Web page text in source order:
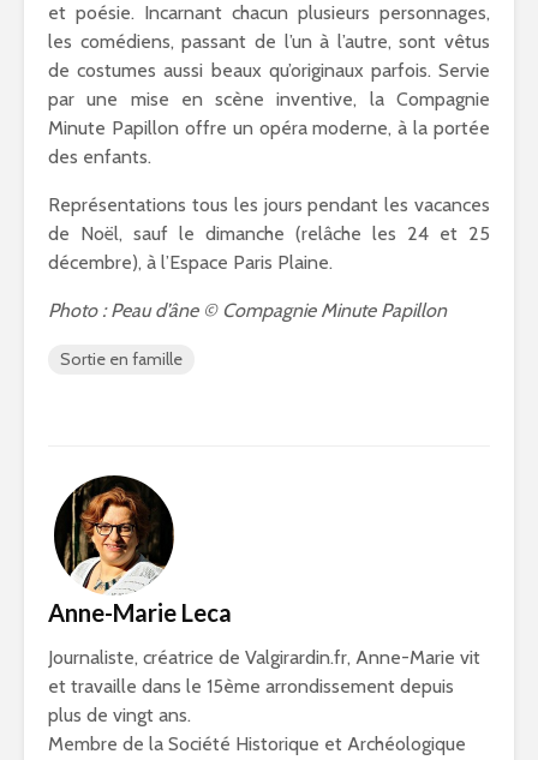
et poésie. Incarnant chacun plusieurs personnages,
les comédiens, passant de l’un à l’autre, sont vêtus
de costumes aussi beaux qu’originaux parfois. Servie
par une mise en scène inventive, la Compagnie
Minute Papillon offre un opéra moderne, à la portée
des enfants.
Représentations tous les jours pendant les vacances
de Noël, sauf le dimanche (relâche les 24 et 25
décembre), à l’Espace Paris Plaine.
Photo : Peau d’âne © Compagnie Minute Papillon
Sortie en famille
Anne-Marie Leca
Journaliste, créatrice de Valgirardin.fr, Anne-Marie vit
et travaille dans le 15ème arrondissement depuis
plus de vingt ans.
Membre de la Société Historique et Archéologique